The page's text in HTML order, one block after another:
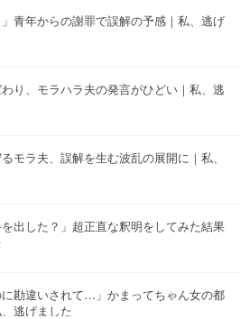
青年からの謝罪で誤解の予感｜私、逃げ
り、モラハラ夫の発言がひどい｜私、逃
モラ夫、誤解を生む波乱の展開に｜私、
を出した？」超正直な釈明をしてみた結果
に勘違いされて…」かまってちゃん女の都
逃げました